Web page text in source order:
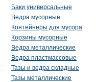
Баки универсальные
Ведра мусорные
Контейнеры для мусора
Корзины мусорные
Ведра металлические
Ведра пластмассовые
Тазы и ведра складные
Тазы металлические